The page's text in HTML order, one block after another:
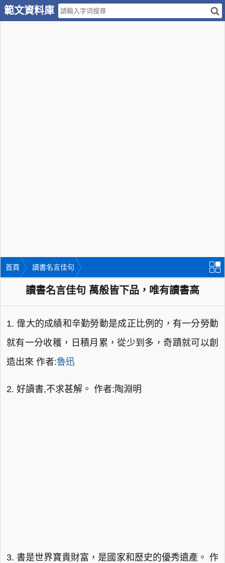
範文資料庫
首頁 讀書名言佳句
讀書名言佳句 萬般皆下品，唯有讀書高
1. 偉大的成績和辛勤勞動是成正比例的，有一分勞動
就有一分收穫，日積月累，從少到多，奇蹟就可以創
造出來 作者:魯迅
2. 好讀書,不求甚解。 作者:陶淵明
3. 書是世界寶貴財富，是國家和歷史的優秀遺產。 作